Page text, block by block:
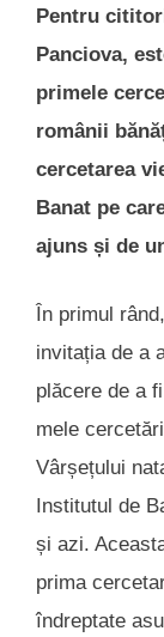
Pentru
Panciova,
primele
românii
cercetarea
Banat pe
ajuns și de
În primul
invitația de a
plăcere de a
mele
Vârșețului
Institutul de
și azi.
prima
îndreptate